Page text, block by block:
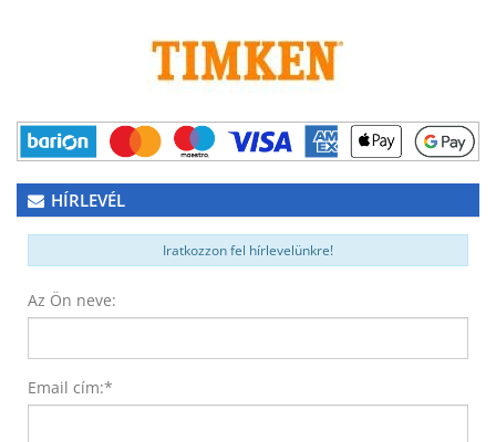
HÍRLEVÉL
Iratkozzon fel hírlevelünkre!
Az Ön neve:
Email cím:*